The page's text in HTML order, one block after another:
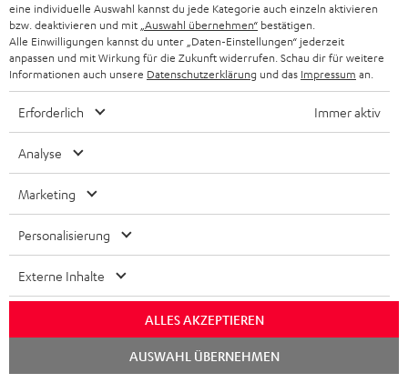
„Teufel setzt mit seinen WLAN-Boxen ganz eigene
Audio Video Foto Bild
„… ein echter Partymacher …“
eine individuelle Auswahl kannst du jede Kategorie auch einzeln aktivieren
bzw. deaktivieren und mit „Auswahl übernehmen“ bestätigen.
Alle Einwilligungen kannst du unter „Daten-Einstellungen“ jederzeit
anpassen und mit Wirkung für die Zukunft widerrufen. Schau dir für weitere
Informationen auch unsere Datenschutzerklärung und das Impressum an.
Erforderlich Immer aktiv
Analyse
Marketing
Personalisierung
Externe Inhalte
ALLES AKZEPTIEREN
AUSWAHL ÜBERNEHMEN